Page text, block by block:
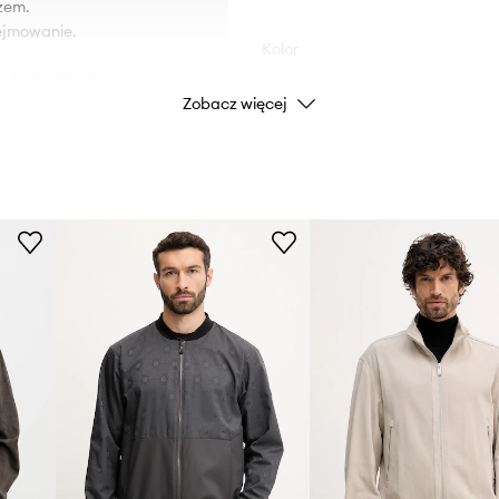
Marka
ID Produktu
Zobacz więcej